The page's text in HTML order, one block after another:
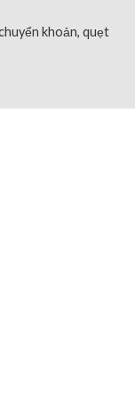
khoản, quẹt